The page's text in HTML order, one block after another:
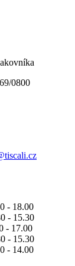
0800
- 18.00
- 15.30
- 17.00
- 15.30
- 14.00